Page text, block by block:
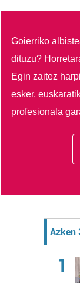
Goierriko
dituzu?
Egin zaitez
esker,
profesionala
Azken
1